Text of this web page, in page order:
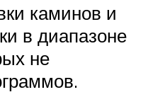
каминов и
в диапазоне
не